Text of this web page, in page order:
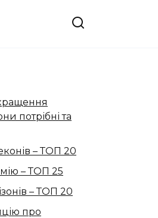
потрібні та
– ТОП 20
– ТОП 25
– ТОП 20
про